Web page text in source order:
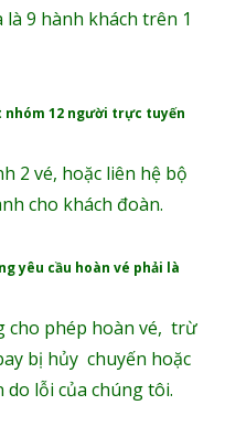
9 hành khách trên 1
nhóm 12 người trực tuyến
2 vé, hoặc liên hệ bộ
cho khách đoàn.
yêu cầu hoàn vé phải là
cho phép hoàn vé, trừ
bị hủy chuyến hoặc
do lỗi của chúng tôi.